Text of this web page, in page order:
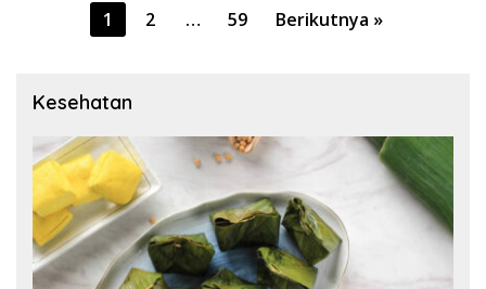
Paginasi
1 2 … 59 Berikutnya »
Kesehatan